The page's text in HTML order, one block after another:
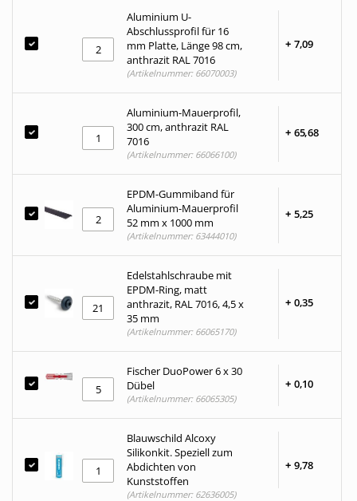
Aluminium U-
Abschlussprofil für 16
mm Platte, Länge 98 cm,
anthrazit RAL 7016
+ 7,09
(Artikelnummer: 66070003)
Aluminium-Mauerprofil,
300 cm, anthrazit RAL
7016
+ 65,68
(Artikelnummer: 66066100)
EPDM-Gummiband für
Aluminium-Mauerprofil
52 mm x 1000 mm
+ 5,25
(Artikelnummer: 63444010)
Edelstahlschraube mit
EPDM-Ring, matt
anthrazit, RAL 7016, 4,5 x
35 mm
+ 0,35
(Artikelnummer: 66065170)
Fischer DuoPower 6 x 30
Dübel
+ 0,10
(Artikelnummer: 66065305)
Blauwschild Alcoxy
Silikonkit. Speziell zum
Abdichten von
Kunststoffen
+ 9,78
(Artikelnummer: 62636005)